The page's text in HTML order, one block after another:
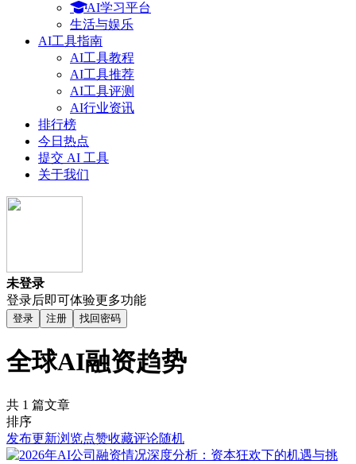
AI学习平台
生活与娱乐
AI工具指南
AI工具教程
AI工具推荐
AI工具评测
AI行业资讯
排行榜
今日热点
提交 AI 工具
关于我们
未登录
登录后即可体验更多功能
登录 注册 找回密码
全球AI融资趋势
共 1 篇文章
排序
发布更新浏览点赞收藏评论随机